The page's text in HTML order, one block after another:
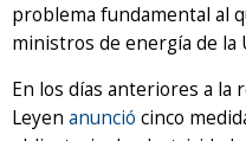
problema fundamental al
ministros de energía de la
En los días anteriores a la
Leyen anunció cinco